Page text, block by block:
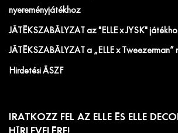
nyereményjátékhoz
JÁTÉKSZABÁLYZAT az "ELLE x JYSK"
JÁTÉKSZABÁLYZAT a „ELLE x
Hirdetési ÁSZF
IRATKOZZ FEL AZ ELLE ÉS ELLE